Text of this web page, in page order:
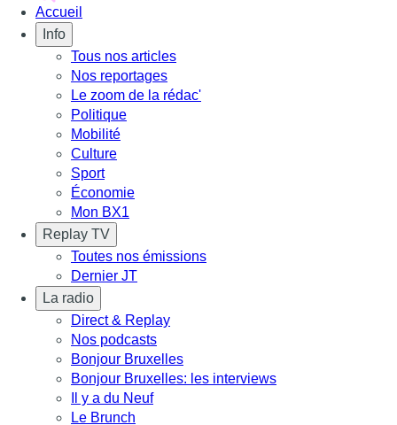
Accueil
Info
Tous nos articles
Nos reportages
Le zoom de la rédac'
Politique
Mobilité
Culture
Sport
Économie
Mon BX1
Replay TV
Toutes nos émissions
Dernier JT
La radio
Direct & Replay
Nos podcasts
Bonjour Bruxelles
Bonjour Bruxelles: les interviews
Il y a du Neuf
Le Brunch